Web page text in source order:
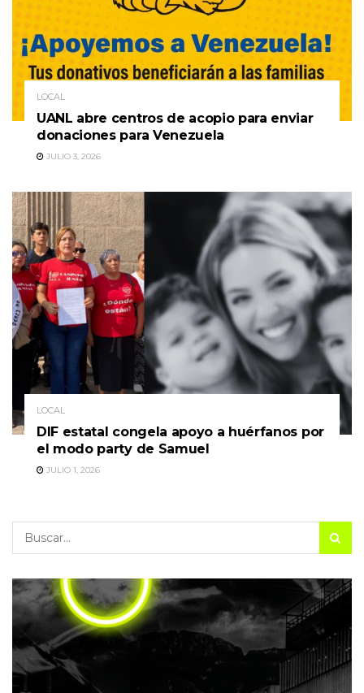
LOCAL
UANL abre centros de acopio para enviar
donaciones para Venezuela
JULIO 3, 2026
LOCAL
DIF estatal congela apoyo a huérfanos por
el modo party de Samuel
JULIO 1, 2026